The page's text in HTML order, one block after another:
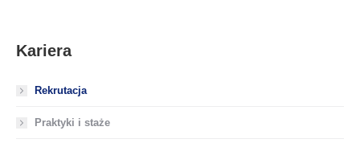
Kariera
Rekrutacja
Praktyki i staże